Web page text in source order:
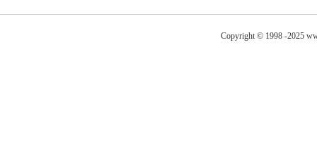
Copyright © 1998 -2025